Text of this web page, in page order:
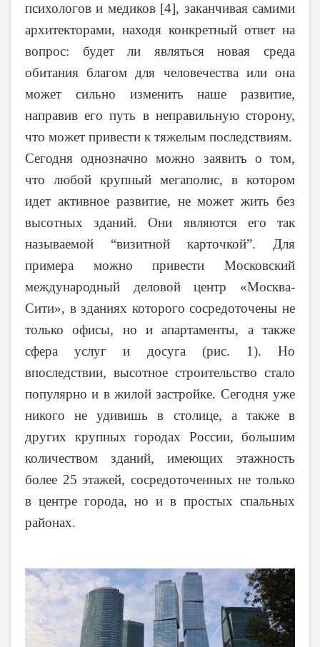
психологов и медиков [4], заканчивая самими
архитекторами, находя конкретный ответ на
вопрос: будет ли являться новая среда
обитания благом для человечества или она
может сильно изменить наше развитие,
направив его путь в неправильную сторону,
что может привести к тяжелым последствиям.
Сегодня однозначно можно заявить о том,
что любой крупный мегаполис, в котором
идет активное развитие, не может жить без
высотных зданий. Они являются его так
называемой “визитной карточкой”. Для
примера можно привести Московский
международный деловой центр «Москва-
Сити», в зданиях которого сосредоточены не
только офисы, но и апартаменты, а также
сфера услуг и досуга (рис. 1). Но
впоследствии, высотное строительство стало
популярно и в жилой застройке. Сегодня уже
никого не удивишь в столице, а также в
других крупных городах России, большим
количеством зданий, имеющих этажность
более 25 этажей, сосредоточенных не только
в центре города, но и в простых спальных
районах.